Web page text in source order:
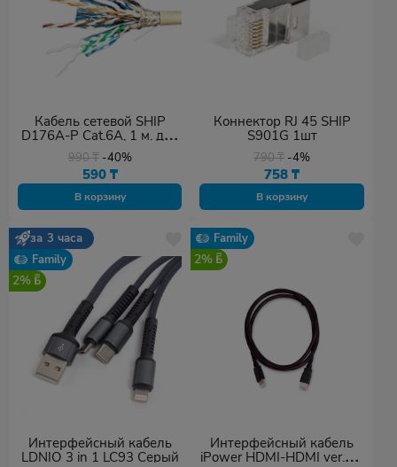
Кабель сетевой SHIP
D176A-P Cat.6A, 1 м. для
внешней прокладки
990₸ -40%
590 ₸
В корзину
Коннектор RJ 45 SHIP
S901G 1шт
790₸ -4%
758₸
В корзину
за 3 часа
Family
2%
Интерфейсный кабель
LDNIO 3 in 1 LC93 Серый
Family
2%
Интерфейсный кабель
iPower HDMI-HDMI ver.1.4